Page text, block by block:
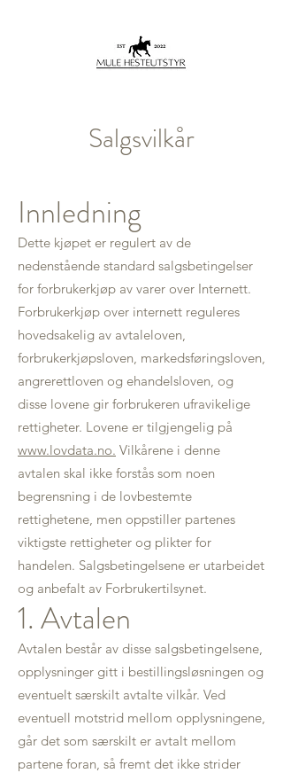
Salgsvilkår
Innledning
Dette kjøpet er regulert av de
nedenstående standard salgsbetingelser
for forbrukerkjøp av varer over Internett.
Forbrukerkjøp over internett reguleres
hovedsakelig av avtaleloven,
forbrukerkjøpsloven, markedsføringsloven,
angrerettloven og ehandelsloven, og
disse lovene gir forbrukeren ufravikelige
rettigheter. Lovene er tilgjengelig på
www.lovdata.no. Vilkårene i denne
avtalen skal ikke forstås som noen
begrensning i de lovbestemte
rettighetene, men oppstiller partenes
viktigste rettigheter og plikter for
handelen. Salgsbetingelsene er utarbeidet
og anbefalt av Forbrukertilsynet.
1. Avtalen
Avtalen består av disse salgsbetingelsene,
opplysninger gitt i bestillingsløsningen og
eventuelt særskilt avtalte vilkår. Ved
eventuell motstrid mellom opplysningene,
går det som særskilt er avtalt mellom
partene foran, så fremt det ikke strider